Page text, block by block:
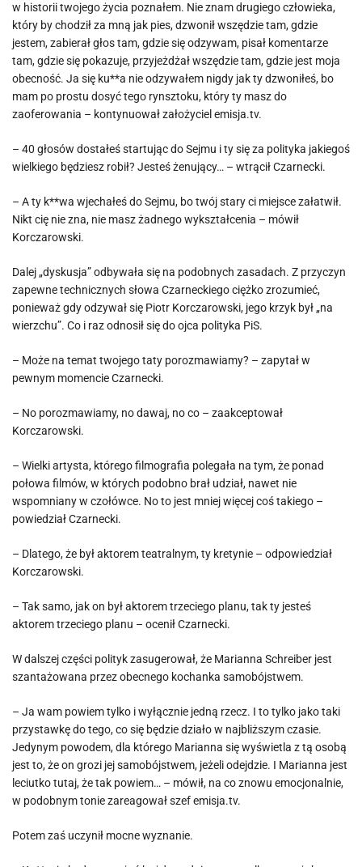
w historii twojego życia poznałem. Nie znam drugiego człowieka,
który by chodził za mną jak pies, dzwonił wszędzie tam, gdzie
jestem, zabierał głos tam, gdzie się odzywam, pisał komentarze
tam, gdzie się pokazuje, przyjeżdżał wszędzie tam, gdzie jest moja
obecność. Ja się ku**a nie odzywałem nigdy jak ty dzwoniłeś, bo
mam po prostu dosyć tego rynsztoku, który ty masz do
zaoferowania – kontynuował założyciel emisja.tv.
– 40 głosów dostałeś startując do Sejmu i ty się za polityka jakiegoś
wielkiego będziesz robił? Jesteś żenujący… – wtrącił Czarnecki.
– A ty k**wa wjechałeś do Sejmu, bo twój stary ci miejsce załatwił.
Nikt cię nie zna, nie masz żadnego wykształcenia – mówił
Korczarowski.
Dalej „dyskusja” odbywała się na podobnych zasadach. Z przyczyn
zapewne technicznych słowa Czarneckiego ciężko zrozumieć,
ponieważ gdy odzywał się Piotr Korczarowski, jego krzyk był „na
wierzchu”. Co i raz odnosił się do ojca polityka PiS.
– Może na temat twojego taty porozmawiamy? – zapytał w
pewnym momencie Czarnecki.
– No porozmawiamy, no dawaj, no co – zaakceptował
Korczarowski.
– Wielki artysta, którego filmografia polegała na tym, że ponad
połowa filmów, w których podobno brał udział, nawet nie
wspomniany w czołówce. No to jest mniej więcej coś takiego –
powiedział Czarnecki.
– Dlatego, że był aktorem teatralnym, ty kretynie – odpowiedział
Korczarowski.
– Tak samo, jak on był aktorem trzeciego planu, tak ty jesteś
aktorem trzeciego planu – ocenił Czarnecki.
W dalszej części polityk zasugerował, że Marianna Schreiber jest
szantażowana przez obecnego kochanka samobójstwem.
– Ja wam powiem tylko i wyłącznie jedną rzecz. I to tylko jako taki
przystawkę do tego, co się będzie działo w najbliższym czasie.
Jedynym powodem, dla którego Marianna się wyświetla z tą osobą
jest to, że on grozi jej samobójstwem, jeżeli odejdzie. I Marianna jest
leciutko tutaj, że tak powiem… – mówił, na co znowu emocjonalnie,
w podobnym tonie zareagował szef emisja.tv.
Potem zaś uczynił mocne wyznanie.